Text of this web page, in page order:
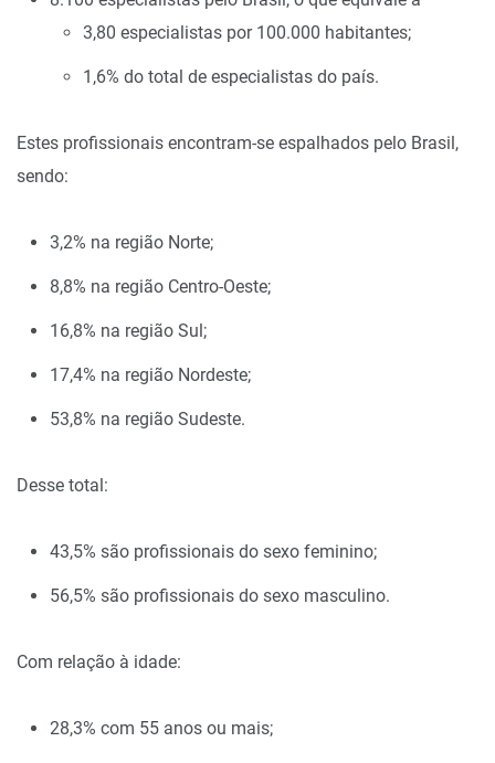
3,80 especialistas por 100.000 habitantes;
1,6% do total de especialistas do país.
Estes profissionais encontram-se espalhados pelo Brasil,
sendo:
3,2% na região Norte;
8,8% na região Centro-Oeste;
16,8% na região Sul;
17,4% na região Nordeste;
53,8% na região Sudeste.
Desse total:
43,5% são profissionais do sexo feminino;
56,5% são profissionais do sexo masculino.
Com relação à idade:
28,3% com 55 anos ou mais;